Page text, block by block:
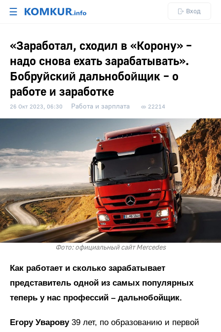
☰ Вход
«Заработал, сходил в «Корону» –
надо снова ехать зарабатывать».
Бобруйский дальнобойщик – о
работе и заработке
26 Окт 2023, 06:30 Работа и зарплата 22214
Фото: официальный сайт Mercedes
Как работает и сколько зарабатывает
представитель одной из самых популярных
теперь у нас профессий – дальнобойщик.
Егору Уварову39 лет, по образованию и первой